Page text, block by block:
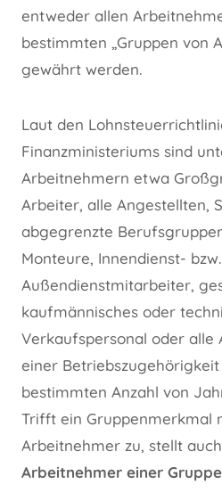
entweder allen
bestimmten „Gruppen von
gewährt werden.
Laut den
Finanzministeriums sind
Arbeitnehmern etwa
Arbeiter, alle Angestellten,
abgegrenzte
Monteure, Innendienst- bzw.
Außendienstmitarbeiter,
kaufmännisches oder
Verkaufspersonal oder
einer
bestimmten Anzahl von
Trifft ein Gruppenmerkmal
Arbeitnehmer zu, stellt auch
Arbeitnehmer einer